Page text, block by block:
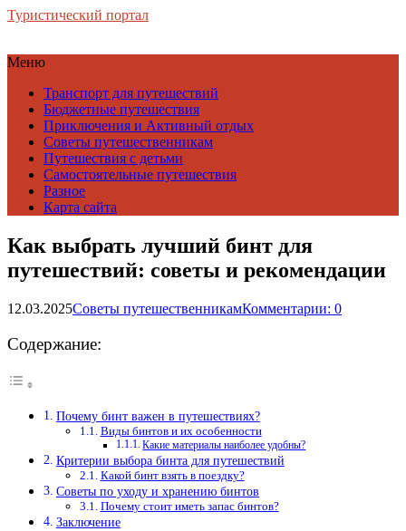
Туристический портал
Меню
Транспорт для путешествий
Бюджетные путешествия
Приключения и Активный отдых
Советы путешественникам
Путешествия с детьми
Самостоятельные путешествия
Разное
Карта сайта
Как выбрать лучший бинт для
путешествий: советы и рекомендации
12.03.2025Советы путешественникамКомментарии: 0
Содержание:
Почему бинт важен в путешествиях?
Виды бинтов и их особенности
Какие материалы наиболее удобны?
Критерии выбора бинта для путешествий
Какой бинт взять в поездку?
Советы по уходу и хранению бинтов
Почему стоит иметь запас бинтов?
Заключение